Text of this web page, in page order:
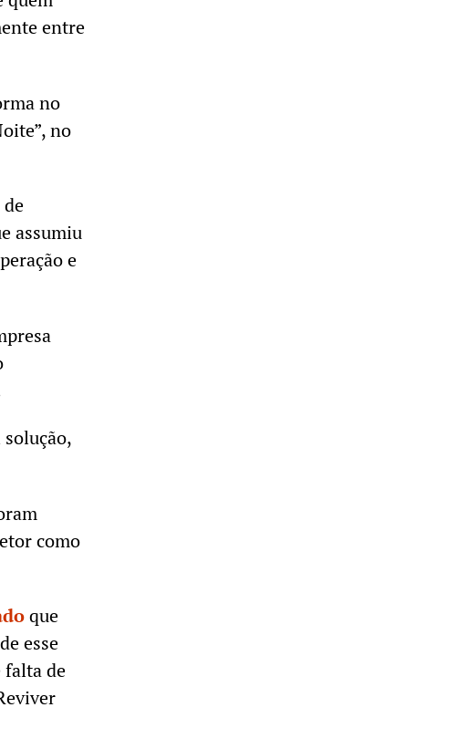
entre
no
no
assumiu
e
como
que
esse
falta de